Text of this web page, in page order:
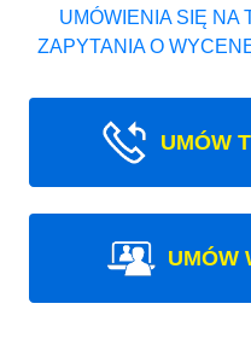
UMÓWIENIA SIĘ NA
ZAPYTANIA O
UMÓW
UMÓW